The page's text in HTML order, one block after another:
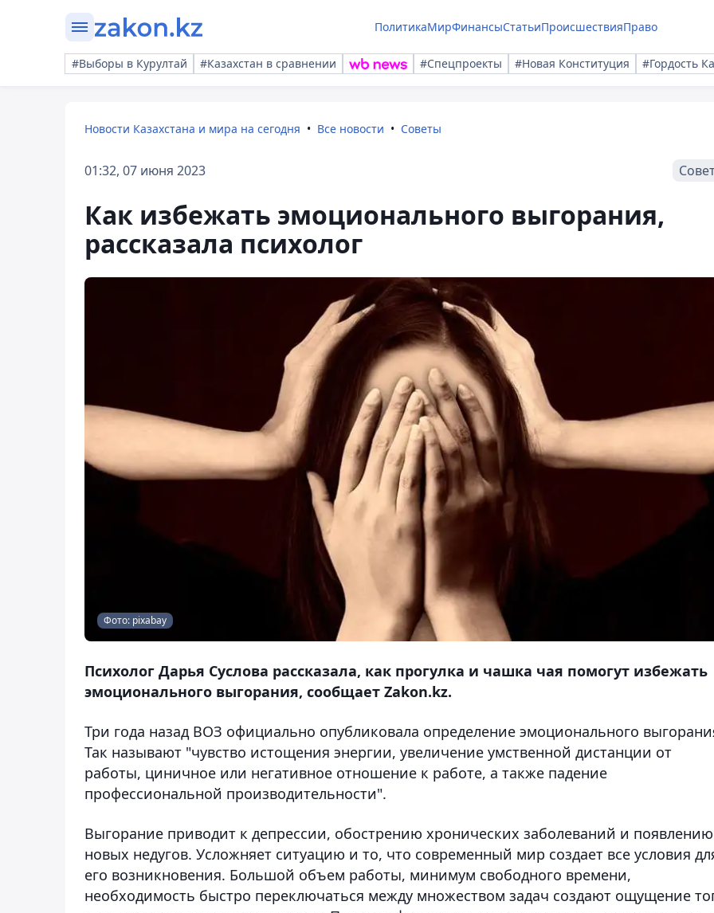
ПолитикаМирФинансыСтатьиПроисшествияПраво
#Выборы в Курултай #Казахстан в сравнении #Спецпроекты #Новая Конституция #Гордость
Новости Казахстана и мира на сегодня Все новости Советы
01:32, 07 июня 2023
Как избежать эмоционального выгорания,
рассказала психолог
Фото: pixabay
Психолог Дарья Суслова рассказала, как прогулка и чашка чая помогут избежать
эмоционального выгорания, сообщает Zakon.kz.
Три года назад ВОЗ официально опубликовала определение эмоционального
Так называют "чувство истощения энергии, увеличение умственной дистанции от
работы, циничное или негативное отношение к работе, а также падение
профессиональной производительности".
Выгорание приводит к депрессии, обострению хронических заболеваний и появлению
новых недугов. Усложняет ситуацию и то, что современный мир создает все условия
его возникновения. Большой объем работы, минимум свободного времени,
необходимость быстро переключаться между множеством задач создают ощущение